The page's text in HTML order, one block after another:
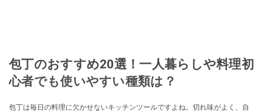
包丁のおすすめ20選！一人暮らしや料理初
心者でも使いやすい種類は？
包丁は毎日の料理に欠かせないキッチンツールですよね。切れ味がよく、自